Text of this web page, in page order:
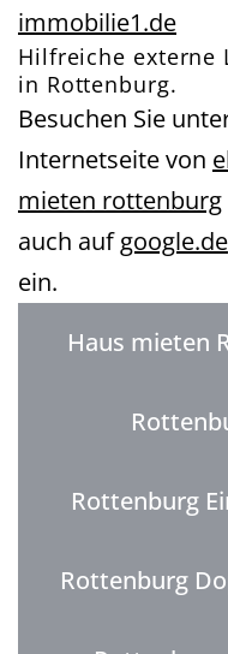
immobilie1.de
Hilfreiche externe
in Rottenburg.
Besuchen Sie
Internetseite von
mieten rottenburg
auch aufgoogle.de
ein.
Haus mieten
Rottenburg
Rottenburg